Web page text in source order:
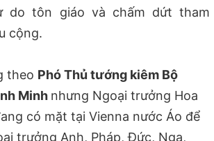
do tôn giáo và chấm dứt tham
cộng.
theo Phó Thủ tướng kiêm Bộ
Minh nhưng Ngoại trưởng Hoa
có mặt tại Vienna nước Áo để
trưởng Anh, Pháp, Đức, Nga,